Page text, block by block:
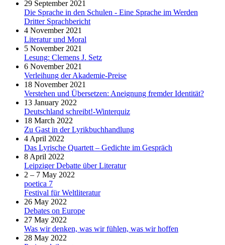
29 September 2021
Die Sprache in den Schulen - Eine Sprache im Werden
Dritter Sprachbericht
4 November 2021
Literatur und Moral
5 November 2021
Lesung: Clemens J. Setz
6 November 2021
Verleihung der Akademie-Preise
18 November 2021
Verstehen und Übersetzen: Aneignung fremder Identität?
13 January 2022
Deutschland schreibt!-Winterquiz
18 March 2022
Zu Gast in der Lyrikbuchhandlung
4 April 2022
Das Lyrische Quartett – Gedichte im Gespräch
8 April 2022
Leipziger Debatte über Literatur
2 – 7 May 2022
poetica 7
Festival für Weltliteratur
26 May 2022
Debates on Europe
27 May 2022
Was wir denken, was wir fühlen, was wir hoffen
28 May 2022